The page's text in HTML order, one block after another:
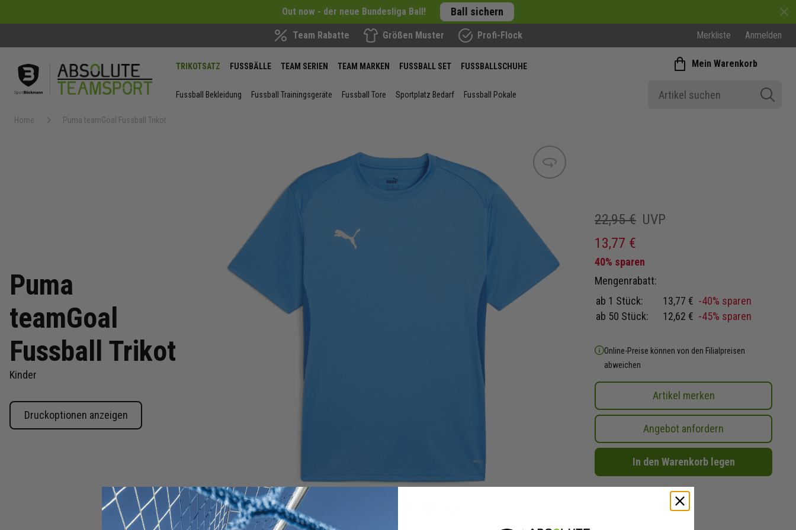
Out now - der neue Bundesliga Ball! Ball sichern
Team Rabatte Größen Muster Profi-Flock Merkliste Anmelden
TRIKOTSATZ FUSSBÄLLE TEAM SERIEN TEAM MARKEN FUSSBALL SET FUSSBALLSCHUHE
Fussball Bekleidung Fussball Trainingsgeräte Fussball Tore Sportplatz Bedarf Fussball Pokale
Mein Warenkorb
Home Puma teamGoal Fussball Trikot
Puma
teamGoal
Fussball Trikot
Kinder
Druckoptionen anzeigen
Bild wechseln
Zum
Anfang
der
22,95 € UVP
13,77 €
40% sparen
Mengenrabatt:
ab 1 Stück:
13,77 € -40% sparen
ab 50 Stück:
12,62 € -45% sparen
Online-Preise können von den Filialpreisen
abweichen
Artikel merken
Angebot anfordern
In den Warenkorb legen